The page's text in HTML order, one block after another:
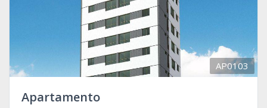
AP0103
Apartamento